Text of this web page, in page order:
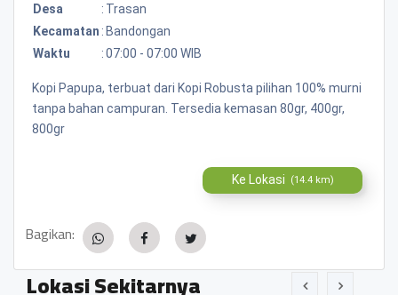
Desa
: Trasan
Kecamatan : Bandongan
Waktu
:07:00 - 07:00 WIB
Kopi Papupa, terbuat dari Kopi Robusta pilihan 100% murni
tanpa bahan campuran. Tersedia kemasan 80gr, 400gr,
800gr
Ke Lokasi (14.4 km)
Bagikan:
Lokasi Sekitarnya